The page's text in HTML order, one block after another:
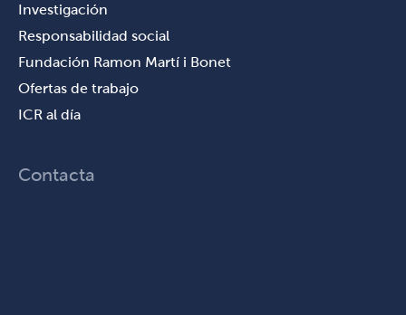
Investigación
Responsabilidad social
Fundación Ramon Martí i Bonet
Ofertas de trabajo
ICR al día
Contacta